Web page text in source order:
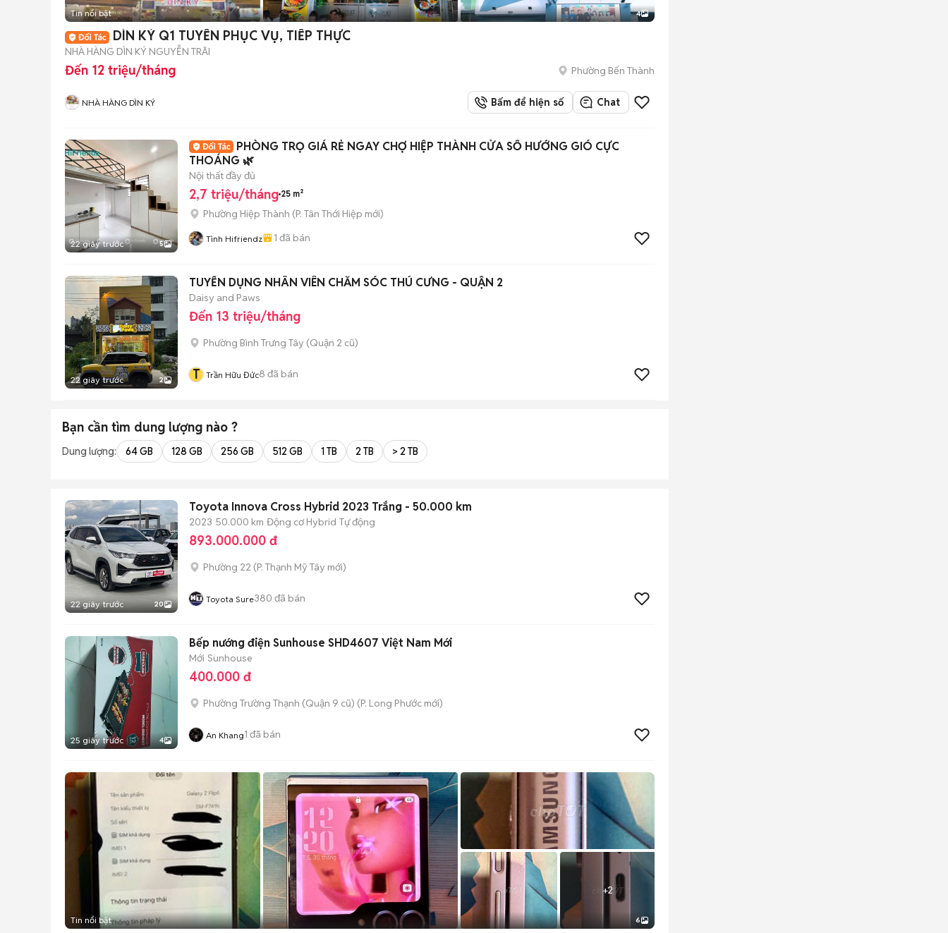
Tin nổi bật 4
DÌN KÝ Q1 TUYỂN PHỤC VỤ, TIẾP THỰC
NHÀ HÀNG DÌN KÝ NGUYỄN TRÃI
Đến 12 triệu/tháng Phường Bến Thành
NHÀ HÀNG DÌN KÝ Bấm để hiện số Chat
22 giây trước 5
PHÒNG TRỌ GIÁ RẺ NGAY CHỢ HIỆP THÀNH CỬA SỔ HƯỚNG GIÓ CỰC
THOÁNG 🌿
Nội thất đầy đủ
2,7 triệu/tháng 25 m²
Phường Hiệp Thành (P. Tân Thới Hiệp mới)
Tình Hifriendz 1 đã bán
22 giây trước 2
TUYỂN DỤNG NHÂN VIÊN CHĂM SÓC THÚ CƯNG - QUẬN 2
Daisy and Paws
Đến 13 triệu/tháng
Phường Bình Trưng Tây (Quận 2 cũ)
T Trần Hữu Đức8 đã bán
Bạn cần tìm dung lượng nào ?
Dung lượng: 64 GB 128 GB 256 GB 512 GB 1 TB 2 TB > 2 TB
22 giây trước 20
Toyota Innova Cross Hybrid 2023 Trắng - 50.000 km
2023 50.000 km Động cơ Hybrid Tự động
893.000.000 đ
Phường 22 (P. Thạnh Mỹ Tây mới)
Toyota Sure380 đã bán
25 giây trước 4
Bếp nướng điện Sunhouse SHD4607 Việt Nam Mới
Mới Sunhouse
400.000 đ
Phường Trường Thạnh (Quận 9 cũ) (P. Long Phước mới)
An Khang1 đã bán
+2
Tin nổi bật 6